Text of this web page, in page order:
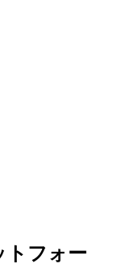
トフォー